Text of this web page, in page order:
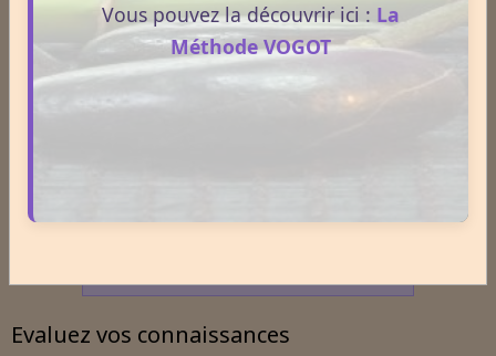
ESPACE PUBLICITAIRE
Evaluez vos connaissances
Vous pouvez la découvrir ici : La
Méthode VOGOT